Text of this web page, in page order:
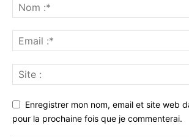
Enregistrer mon nom, email et site web
pour la prochaine fois que je commenterai.